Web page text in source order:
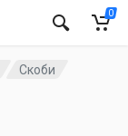
0
Скоби